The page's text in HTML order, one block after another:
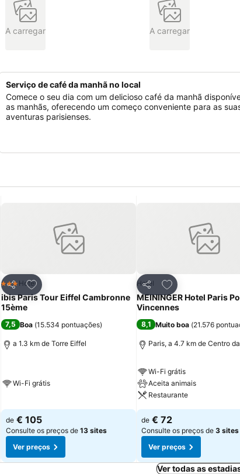
A carregar A carregar
Serviço de café da manhã no local
Comece o seu dia com um delicioso café da manhã
as manhãs, oferecendo um começo conveniente para as
aventuras parisienses.
Partilhar
Adicionar aos favoritos
3 Estrelas
Hotel
ibis Paris Tour Eiffel Cambronne
15ème
7,5 Boa (15.534 pontuações)
a 1.3 km de Torre Eiffel
Wi-Fi grátis
de € 105
Consulte os preços de 13 sites
Ver preços
Partilhar
Adicionar aos
Hotel
MEININGER Hotel Paris
Vincennes
8,1 Muito boa (21.576
Paris, a 4.7 km de Centro
Wi-Fi grátis
Aceita animais
Restaurante
de € 72
Consulte os preços de 3 sites
Ver preços
Ver todas as